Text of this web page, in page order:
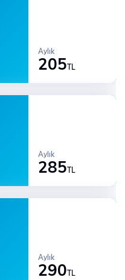
205TL
Aylık
285TL
Aylık
290TL
Aylık